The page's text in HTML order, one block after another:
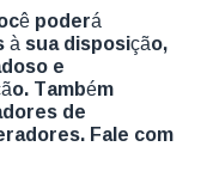
poderá
sua disposição,
e
Também
de
Fale com